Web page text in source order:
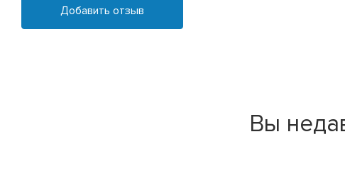
Добавить отзыв
Вы